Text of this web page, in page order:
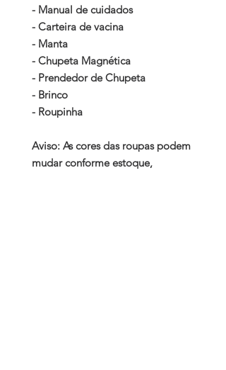
- Manual de cuidados
- Carteira de vacina
- Manta
- Chupeta Magnética
- Prendedor de Chupeta
- Brinco
- Roupinha
Aviso: As cores das roupas podem
mudar conforme estoque,